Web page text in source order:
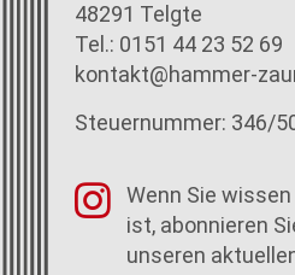
48291 Telgte
Tel.: 0151 44 23 52 69
kontakt@hammer-
Steuernummer: 346/
Wenn Sie
ist, abonnieren
unseren